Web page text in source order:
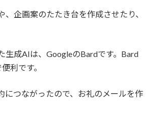
企画案のたたき台を作成させたり、
成AIは、GoogleのBardです。Bard
利です。
つながったので、お礼のメールを作